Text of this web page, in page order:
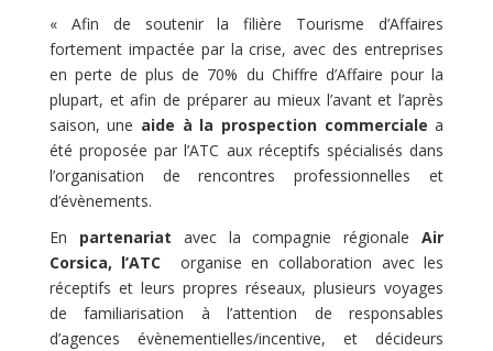
« Afin de soutenir la filière Tourisme d’Affaires
fortement impactée par la crise, avec des entreprises
en perte de plus de 70% du Chiffre d’Affaire pour la
plupart, et afin de préparer au mieux l’avant et l’après
saison, une aide à la prospection commerciale a
été proposée par l’ATC aux réceptifs spécialisés dans
l’organisation de rencontres professionnelles et
d’évènements.
En partenariat avec la compagnie régionaleAir
Corsica, l’ATC
organise en collaboration avec les
réceptifs et leurs propres réseaux, plusieurs voyages
de familiarisation à l’attention de responsables
d’agences évènementielles/incentive, et décideurs